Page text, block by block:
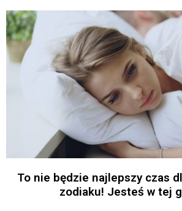
To nie będzie najlepszy czas
zodiaku! Jesteś w tej